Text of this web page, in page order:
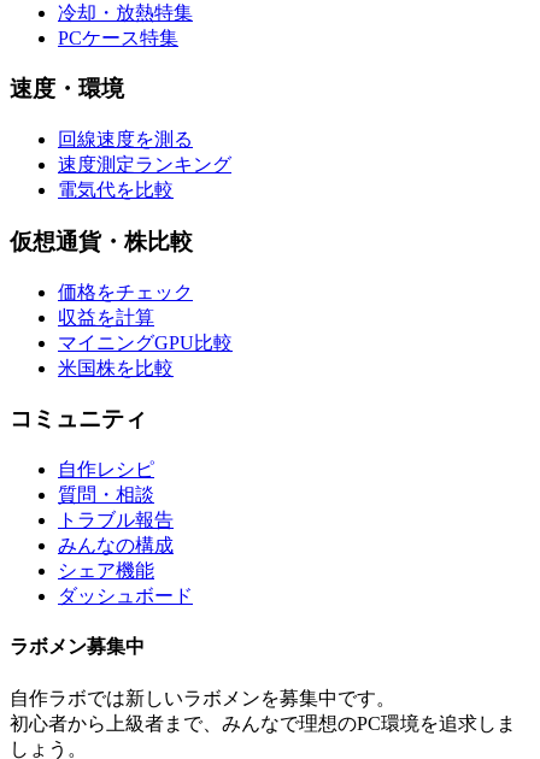
冷却・放熱特集
PCケース特集
速度・環境
回線速度を測る
速度測定ランキング
電気代を比較
仮想通貨・株比較
価格をチェック
収益を計算
マイニングGPU比較
米国株を比較
コミュニティ
自作レシピ
質問・相談
トラブル報告
みんなの構成
シェア機能
ダッシュボード
ラボメン募集中
自作ラボでは新しいラボメンを募集中です。
初心者から上級者まで、みんなで理想のPC環境を追求しま
しょう。